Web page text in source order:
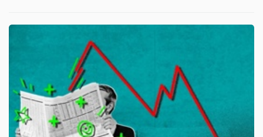
Dữ
liệu
tài
chính